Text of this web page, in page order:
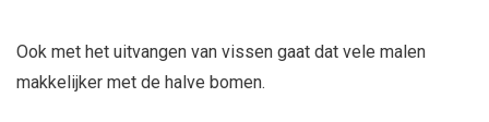
Ook met het uitvangen van vissen gaat dat vele malen
makkelijker met de halve bomen.